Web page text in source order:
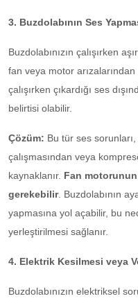
3. Buzdolabının Ses
Buzdolabınızın çalışırken
fan veya motor
çalışırken çıkardığı ses
belirtisi olabilir.
Çözüm: Bu tür ses
çalışmasından veya
kaynaklanır. Fan motorunun
gerekebilir. Buzdolabının
yapmasına yol açabilir, bu
yerleştirilmesi sağlanır.
4. Elektrik Kesilmesi veya
Buzdolabınızın elektriksel